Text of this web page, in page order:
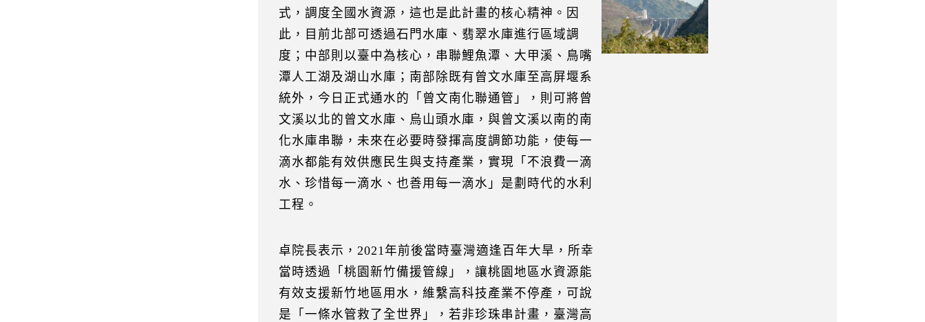
式，調度全國水資源，這也是此計畫的核心精神。因
此，目前北部可透過石門水庫、翡翠水庫進行區域調
度；中部則以臺中為核心，串聯鯉魚潭、大甲溪、鳥嘴
潭人工湖及湖山水庫；南部除既有曾文水庫至高屏堰系
統外，今日正式通水的「曾文南化聯通管」，則可將曾
文溪以北的曾文水庫、烏山頭水庫，與曾文溪以南的南
化水庫串聯，未來在必要時發揮高度調節功能，使每一
滴水都能有效供應民生與支持產業，實現「不浪費一滴
水、珍惜每一滴水、也善用每一滴水」是劃時代的水利
工程。
卓院長表示，2021年前後當時臺灣適逢百年大旱，所幸
當時透過「桃園新竹備援管線」，讓桃園地區水資源能
有效支援新竹地區用水，維繫高科技產業不停產，可說
是「一條水管救了全世界」，若非珍珠串計畫，臺灣高